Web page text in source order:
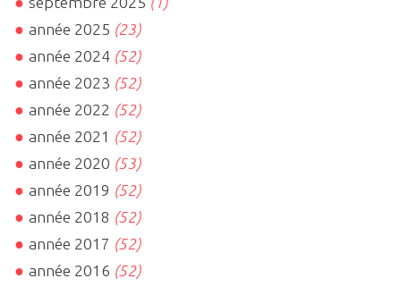
année 2025 (23)
année 2024 (52)
année 2023 (52)
année 2022 (52)
année 2021 (52)
année 2020 (53)
année 2019 (52)
année 2018 (52)
année 2017 (52)
année 2016 (52)